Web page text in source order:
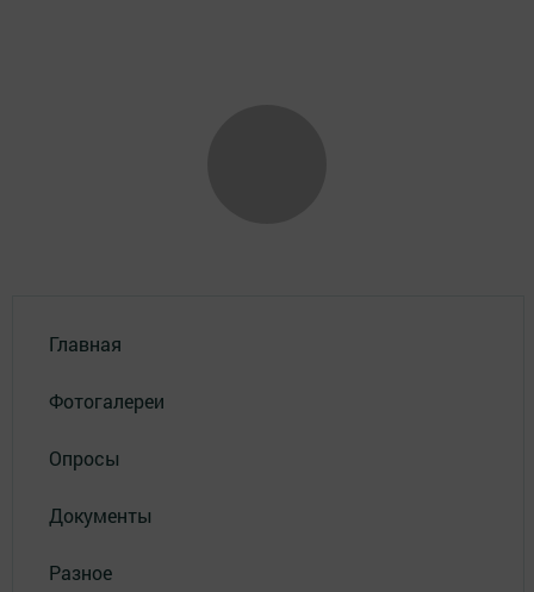
Главная
Фотогалереи
Опросы
Документы
Разное